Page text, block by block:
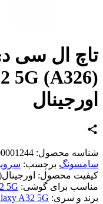
ال سی
5G
محصول:100001244
برچسب:سرویس
محصول:
برای گوشی: A32 5G
و سری: Galaxy A32 5G